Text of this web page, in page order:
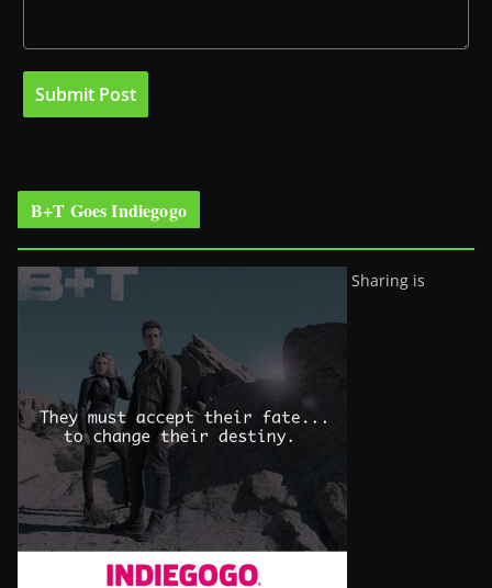
B+T Goes Indiegogo
Sharing is